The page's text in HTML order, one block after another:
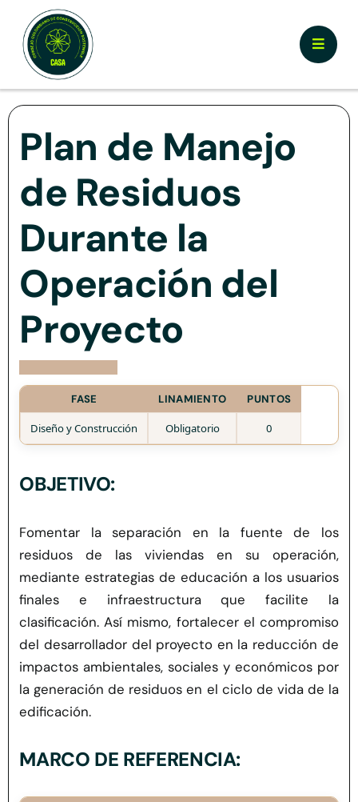
content
Toggle
Nosotros
¿Por qué Certificar CASA?
Documentos y Herramientas
Prototipos
Credenciales
Usuario de Vivienda
Plataforma CASA
Plan de Manejo
de Residuos
Durante la
Operación del
Proyecto
FASE LINAMIENTO PUNTOS
Diseño y Construcción Obligatorio 0
OBJETIVO:
Fomentar la separación en la fuente de los
residuos de las viviendas en su operación,
mediante estrategias de educación a los usuarios
finales e infraestructura que facilite la
clasificación. Así mismo, fortalecer el compromiso
del desarrollador del proyecto en la reducción de
impactos ambientales, sociales y económicos por
la generación de residuos en el ciclo de vida de la
edificación.
MARCO DE REFERENCIA: